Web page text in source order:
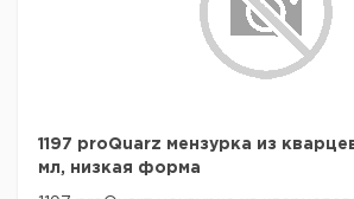
1197 proQuarz мензурка из
мл, низкая форма